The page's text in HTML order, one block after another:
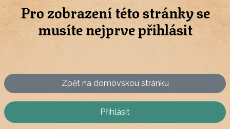
Pro zobrazení této stránky se
musíte nejprve přihlásit
Zpět na domovskou stránku
Přihlásit